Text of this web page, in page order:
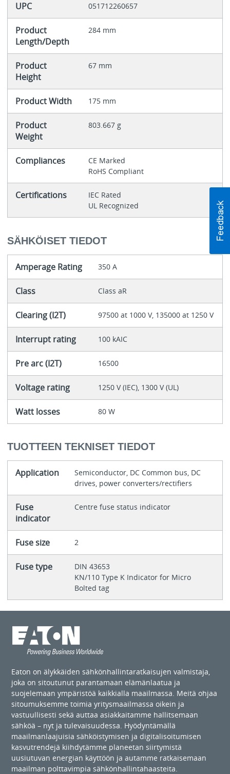
UPC 051712260657
Product
Length/Depth
284 mm
Product
Height
67 mm
Product Width 175 mm
Product
Weight
803.667 g
Compliances
CE Marked
RoHS Compliant
Certifications
IEC Rated
UL Recognized
SÄHKÖISET TIEDOT
Amperage Rating 350 A
Class Class aR
Clearing (I2T) 97500 at 1000 V, 135000 at 1250 V
Interrupt rating 100 kAIC
Pre arc (I2T) 16500
Voltage rating 1250 V (IEC), 1300 V (UL)
Watt losses 80 W
TUOTTEEN TEKNISET TIEDOT
Application
Semiconductor, DC Common bus, DC
drives, power converters/rectifiers
Fuse
indicator
Centre fuse status indicator
Fuse size 2
Fuse type
DIN 43653
KN/110 Type K Indicator for Micro
Bolted tag
Eaton on älykkäiden sähkönhallintaratkaisujen valmistaja,
joka on sitoutunut parantamaan elämänlaatua ja
suojelemaan ympäristöä kaikkialla maailmassa. Meitä ohjaa
sitoumuksemme toimia yritysmaailmassa oikein ja
vastuullisesti sekä auttaa asiakkaitamme hallitsemaan
sähköä – nyt ja tulevaisuudessa. Hyödyntämällä
maailmanlaajuisia sähköistymisen ja digitalisoitumisen
kasvutrendejä kiihdytämme planeetan siirtymistä
uusiutuvan energian käyttöön ja autamme ratkaisemaan
maailman polttavimpia sähkönhallintahaasteita.